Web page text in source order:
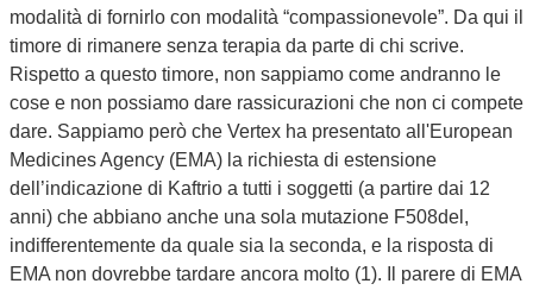
modalità di fornirlo con modalità “compassionevole”. Da qui il
timore di rimanere senza terapia da parte di chi scrive.
Rispetto a questo timore, non sappiamo come andranno le
cose e non possiamo dare rassicurazioni che non ci compete
dare. Sappiamo però che Vertex ha presentato all'European
Medicines Agency (EMA) la richiesta di estensione
dell’indicazione di Kaftrio a tutti i soggetti (a partire dai 12
anni) che abbiano anche una sola mutazione F508del,
indifferentemente da quale sia la seconda, e la risposta di
EMA non dovrebbe tardare ancora molto (1). Il parere di EMA